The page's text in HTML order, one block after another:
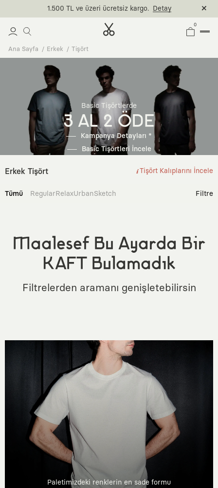
1.500 TL ve üzeri ücretsiz kargo. Detay
0
Ana Sayfa Erkek Tişört
Basic Tişörtlerde
3 AL 2 ÖDE
Kampanya Detayları *
Basic Tişörtleri İncele
Erkek Tişört Tişört Kalıplarını İncele
Tümü RegularRelaxUrbanSketch Filtre
Maalesef Bu Ayarda Bir
KAFT Bulamadık
Filtrelerden aramanı genişletebilirsin
Paletimizdeki renklerin en sade formu